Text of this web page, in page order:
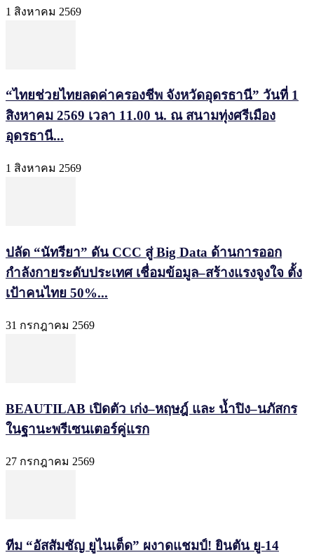
1 สิงหาคม 2569
“ไทยช่วยไทยลดค่าครองชีพ จังหวัดอุดรธานี” วันที่ 1
สิงหาคม 2569 เวลา 11.00 น. ณ สนามทุ่งศรีเมือง
อุดรธานี...
1 สิงหาคม 2569
ปลัด “นัทรียา” ดัน CCC สู่ Big Data ด้านการออก
กำลังกายระดับประเทศ เชื่อมข้อมูล–สร้างแรงจูงใจ ตั้ง
เป้าคนไทย 50%...
31 กรกฎาคม 2569
BEAUTILAB เปิดตัว เก่ง–หฤษฎ์ และ น้ำปิง–นภัสกร
ในฐานะพรีเซนเตอร์คู่แรก
27 กรกฎาคม 2569
ทีม “อัสสัมชัญ ยูไนเต็ด” ผงาดแชมป์! ยินตัน ยู-14